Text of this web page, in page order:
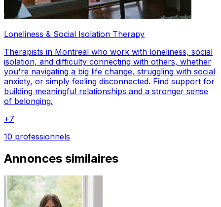
Loneliness & Social Isolation Therapy
Therapists in Montreal who work with loneliness, social
isolation, and difficulty connecting with others, whether
you're navigating a big life change, struggling with social
anxiety, or simply feeling disconnected. Find support for
building meaningful relationships and a stronger sense
of belonging.
+7
10 professionnels
Annonces similaires